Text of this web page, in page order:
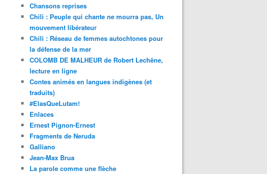
Chansons reprises
Chili : Peuple qui chante ne mourra pas, Un
mouvement libérateur
Chili : Réseau de femmes autochtones pour
la défense de la mer
COLOMB DE MALHEUR de Robert Lechêne,
lecture en ligne
Contes animés en langues indigènes (et
traduits)
#ElasQueLutam!
Enlaces
Ernest Pignon-Ernest
Fragments de Neruda
Galliano
Jean-Max Brua
La parole comme une flèche